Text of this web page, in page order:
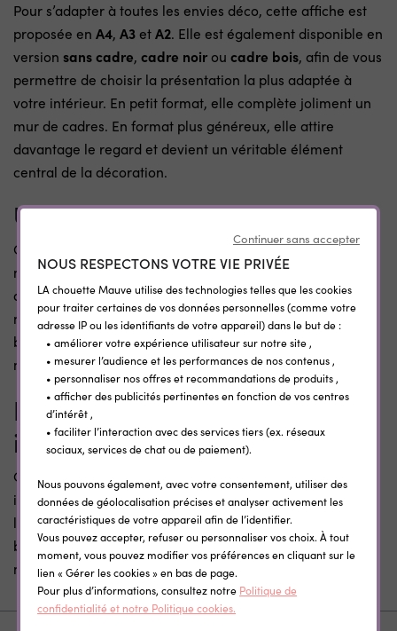
Pour s’adapter à toutes les envies déco, cette affiche est
proposée en A4, A3etA2. Elle est également disponible en
version sans cadre, cadre noir ou cadre bois, afin de vous
permettre de choisir la présentation la plus adaptée à
votre intérieur. En petit format, elle complète joliment un
mur de cadres. En format plus généreux, elle attire
davantage le regard et devient un véritable élément
central de la décoration.
Une décoration facile à intégrer
Cette affiche nuage rose pour chambre d’enfantse
marie facilement avec du mobilier en bois clair, des
accessoires blancs, des teintes poudrées ou des matières
naturelles. Elle convient aussi bien à une chambre de
bébé qu’à une chambre de petite fille ou à un univers
mixte aux accents pastel.
Poster enfant personnalisé
imprimé avec soin
Cette affiche est imprimée sur
avec une
impressionhaute définition, pour un rendu net, doux et
lumineux qui met en valeur le visuel. Le résultat offre une
belle qualité de présentation, idéale pour une décoration
murale pensée avec attention et délicatesse.
Continuer sans accepter
NOUS RESPECTONS VOTRE VIE PRIVÉE
LA chouette Mauve utilise des technologies telles que les cookies
pour traiter certaines de vos données personnelles (comme votre
adresse IP ou les identifiants de votre appareil) dans le but de :
• améliorer votre expérience utilisateur sur notre site ,
• mesurer l’audience et les performances de nos contenus ,
• personnaliser nos offres et recommandations de produits ,
• afficher des publicités pertinentes en fonction de vos centres
d’intérêt ,
• faciliter l’interaction avec des services tiers (ex. réseaux
sociaux, services de chat ou de paiement).
Nous pouvons également, avec votre consentement, utiliser des
données de géolocalisation précises et analyser activement les
caractéristiques de votre appareil afin de l’identifier.
Vous pouvez accepter, refuser ou personnaliser vos choix. À tout
moment, vous pouvez modifier vos préférences en cliquant sur le
lien « Gérer les cookies » en bas de page.
Pour plus d’informations, consultez notre Politique de
confidentialité et notre Politique cookies.